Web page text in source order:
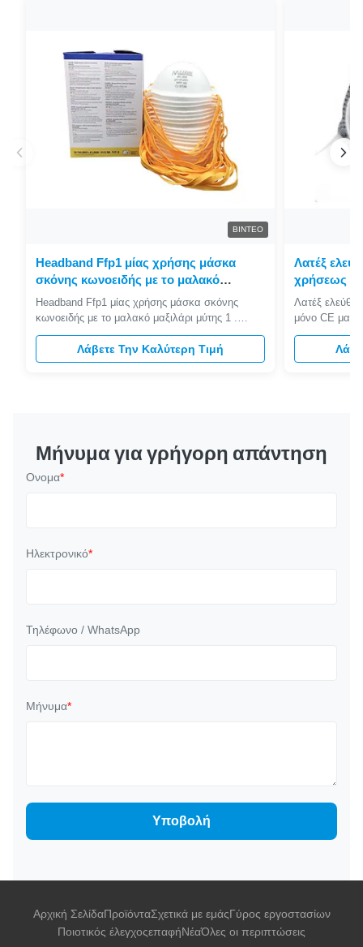
ΒΊΝΤΕΟ
Headband Ffp1 μίας χρήσης μάσκα
σκόνης κωνοειδής με το μαλακό
μαξιλάρι μύτης
Headband Ffp1 μίας χρήσης μάσκα σκόνης
κωνοειδής με το μαλακό μαξιλάρι μύτης 1 .
Περιγραφές FFP1 η μάσκα σκόνης με το
διευθετήσιμο συνδετήρα μύτης αργιλίου κάνει τη
φθορά περισσότερης sealless διαρροής. Στερεά
Λάβετε Την Καλύτερη Τιμή
Λατέξ
χρήσεως
άνθρακα
Λατέξ
μόνο CE
εγκεκριμένο
σκόνης με το
αργιλίου
Μήνυμα για γρήγορη απάντηση
Ονομα*
Ηλεκτρονικό*
Τηλέφωνο / WhatsApp
Μήνυμα*
Υποβολή
Αρχική ΣελίδαΠροϊόνταΣχετικά με εμάςΓύρος εργοστασίων
Ποιοτικός έλεγχοςεπαφήΝέαΌλες οι περιπτώσεις